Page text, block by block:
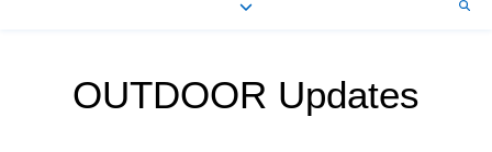
OUTDOOR Updates